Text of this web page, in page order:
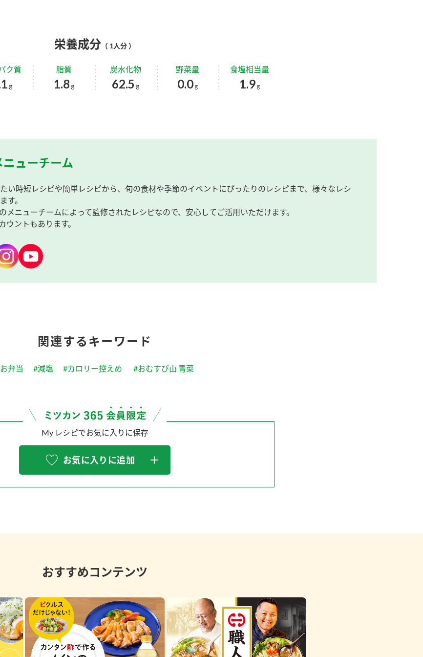
栄養成分 （ 1人分 ）
ク質
g
脂質
1.8 g
炭水化物
62.5 g
野菜量
0.0g
食塩相当量
1.9 g
ニューチーム
い時短レシピや簡単レシピから、旬の食材や季節のイベントにぴったりのレシピまで、様々なレシ
す。
メニューチームによって監修されたレシピなので、安心してご活用いただけます。
ウントもあります。
関連するキーワード
弁当 #減塩 #カロリー控えめ #おむすび山 青菜
My レシピでお気に入りに保存
お気に入りに追加
おすすめコンテンツ